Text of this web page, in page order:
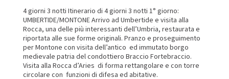
4 giorni 3 notti Itinerario di 4 giorni 3 notti 1° giorno:
UMBERTIDE/MONTONE Arrivo ad Umbertide e visita alla
Rocca, una delle più interessanti dell’Umbria, restaurata e
riportata alle sue forme originali. Pranzo e proseguimento
per Montone con visita dell’antico ed immutato borgo
medievale patria del condottiero Braccio Fortebraccio.
Visita alla Rocca d’Aries di forma rettangolare e con torre
circolare con funzioni di difesa ed abitative.